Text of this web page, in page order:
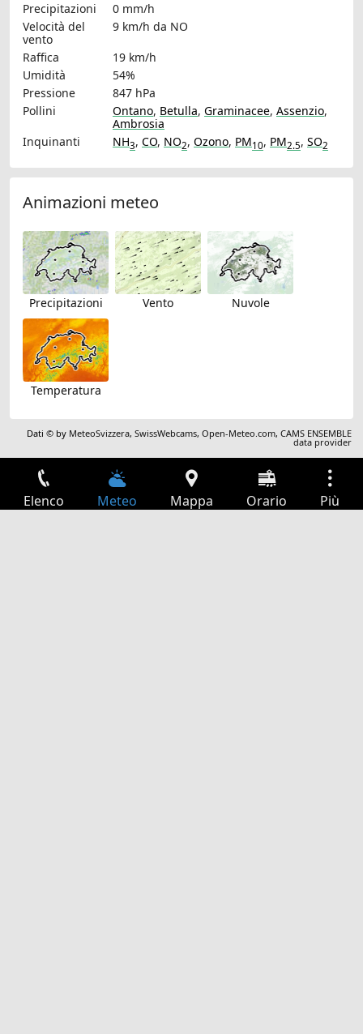
Precipitazioni
0 mm/h
Velocità del
vento
9 km/h da NO
Raffica
19 km/h
Umidità
54%
Pressione
847 hPa
Pollini
Ontano, Betulla, Graminacee, Assenzio,
Ambrosia
Inquinanti
NH3, CO, NO2, Ozono, PM10, PM2.5, SO2
Animazioni meteo
Precipitazioni Vento Nuvole
Temperatura
Dati © by MeteoSvizzera,SwissWebcams,Open-Meteo.com,CAMS ENSEMBLE
data provider
Elenco Meteo Mappa Orario Più